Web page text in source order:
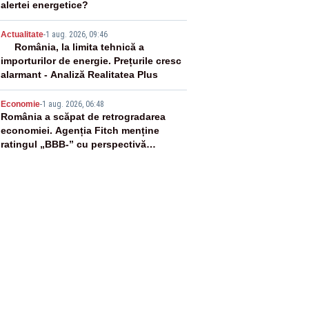
alertei energetice?
Actualitate-1 aug. 2026, 09:46
România, la limita tehnică a
importurilor de energie. Prețurile cresc
alarmant - Analiză Realitatea Plus
Economie-1 aug. 2026, 06:48
România a scăpat de retrogradarea
economiei. Agenția Fitch menține
ratingul „BBB-” cu perspectivă